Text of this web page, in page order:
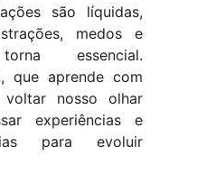
são líquidas,
medos e
essencial.
que aprende com
voltar nosso olhar
experiências e
para evoluir